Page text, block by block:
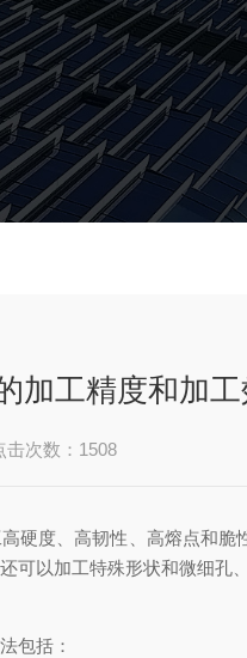
加工精度和加
击次数：1508
度、高韧性、高熔点和脆
可以加工特殊形状和微细孔
包括：